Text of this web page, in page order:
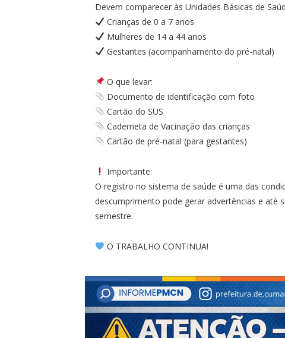
Devem comparecer às Unidades Básicas de
Crianças de 0 a 7 anos
Mulheres de 14 a 44 anos
Gestantes (acompanhamento do pré-natal)
O que levar:
Documento de identificação com foto
Cartão do SUS
Caderneta de Vacinação das crianças
Cartão de pré-natal (para gestantes)
Importante:
O registro no sistema de saúde é uma das
descumprimento pode gerar advertências e até
semestre.
O TRABALHO CONTINUA!